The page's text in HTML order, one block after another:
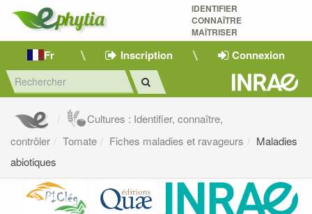
IDENTIFIER
CONNAÎTRE
MAÎTRISER
Fr Inscription Connexion
Cultures : Identifier, connaître,
contrôler
Tomate Fiches maladies et ravageurs
Maladies
abiotiques